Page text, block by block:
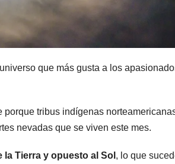
que más gusta a los
porque tribus indígenas
nevadas que se viven este mes.
Tierra y opuesto al Sol , lo que